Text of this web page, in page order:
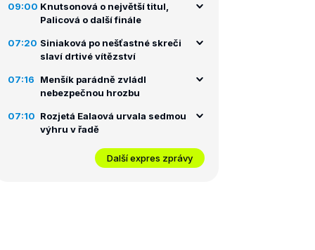
09:00 Knutsonová o největší titul,
Palicová o další finále
07:20 Siniaková po nešťastné skreči
slaví drtivé vítězství
07:16
Menšík parádně zvládl
nebezpečnou hrozbu
07:10 Rozjetá Ealaová urvala sedmou
výhru v řadě
Další expres zprávy